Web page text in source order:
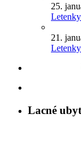
25.
21.
Lacné